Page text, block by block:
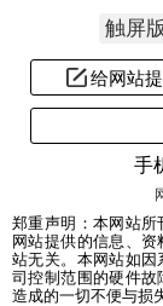
触屏版
给网站
手
郑重声明：本网站
网站提供的信息、
站无关。本网站如
司控制范围的硬件
造成的一切不便与损